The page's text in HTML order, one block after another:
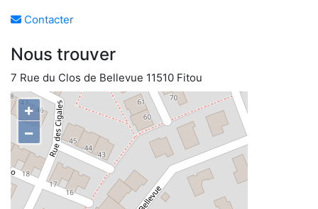
Contacter
Nous trouver
7 Rue du Clos de Bellevue 11510 Fitou
+
−